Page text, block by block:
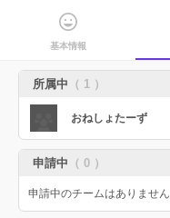
基本情報
所属中 （ 1 ）
おねしょたーず
申請中 （ 0 ）
申請中のチームはありません